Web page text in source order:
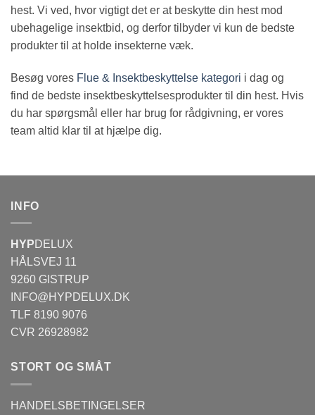
hest. Vi ved, hvor vigtigt det er at beskytte din hest mod
ubehagelige insektbid, og derfor tilbyder vi kun de bedste
produkter til at holde insekterne væk.
Besøg vores Flue & Insektbeskyttelse kategori i dag og
find de bedste insektbeskyttelsesprodukter til din hest. Hvis
du har spørgsmål eller har brug for rådgivning, er vores
team altid klar til at hjælpe dig.
INFO
HYP DELUX
HÅLSVEJ 11
9260 GISTRUP
INFO@HYPDELUX.DK
TLF 8190 9076
CVR 26928982
STORT OG SMÅT
HANDELSBETINGELSER